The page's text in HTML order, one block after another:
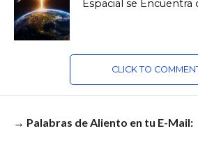
Espacial se Encuentra
CLICK TO
→ Palabras de Aliento en tu E-Mail: